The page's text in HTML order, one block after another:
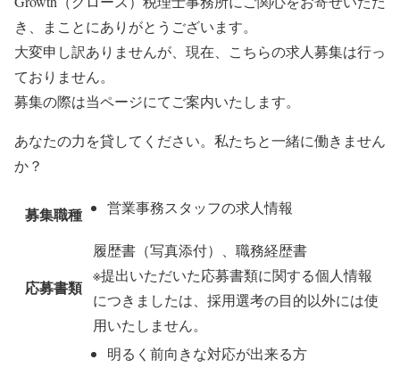
き、まことにありがとうございます。
大変申し訳ありませんが、現在、こちらの求人募集は行っ
ておりません。
募集の際は当ページにてご案内いたします。
あなたの力を貸してください。私たちと一緒に働きません
か？
募集職種 営業事務スタッフの求人情報
応募書類
履歴書（写真添付）、職務経歴書
※提出いただいた応募書類に関する個人情報
につきましたは、採用選考の目的以外には使
用いたしません。
明るく前向きな対応が出来る方